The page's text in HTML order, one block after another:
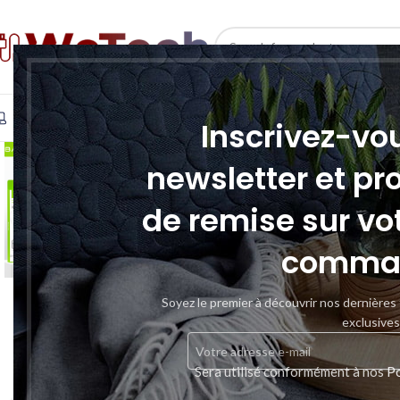
Inscrivez-
newsletter et
de remise sur
Soyez le premier à découvrir nos
exclusives
Sera utilisé conformément à nos
SELECT CATEGORY
INFORMATIQUE TÉLÉPHONIE & TABLETTE STOCKAGE